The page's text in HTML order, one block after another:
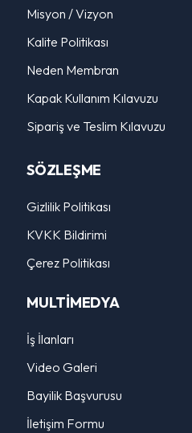
Misyon / Vizyon
Kalite Politikası
Neden Membran
Kapak Kullanım Kılavuzu
Sipariş ve Teslim Kılavuzu
SÖZLEŞME
Gizlilik Politikası
KVKK Bildirimi
Çerez Politikası
MULTİMEDYA
İş İlanları
Video Galeri
Bayilik Başvurusu
İletişim Formu